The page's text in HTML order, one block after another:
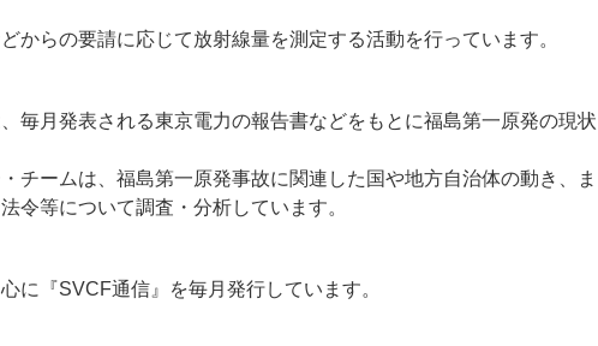
からの要請に応じて放射線量を測定する活動を行っています。
毎月発表される東京電力の報告書などをもとに福島第一原発の現状
チームは、福島第一原発事故に関連した国や地方自治体の動き、ま
令等について調査・分析しています。
に『SVCF通信』を毎月発行しています。